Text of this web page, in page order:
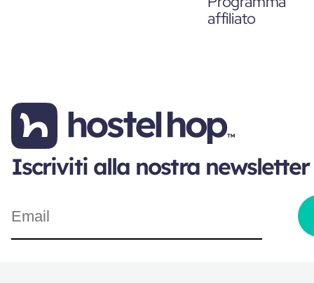
affiliato
Iscriviti alla nostra newsletter